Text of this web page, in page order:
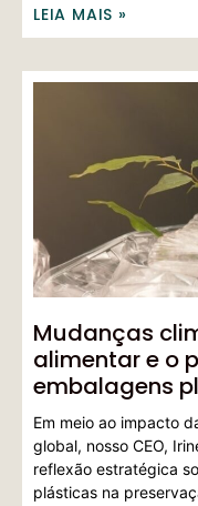
LEIA MAIS »
Mudanças
alimentar e o
embalagens
Em meio ao impacto
global, nosso CEO,
reflexão estratégica
plásticas na